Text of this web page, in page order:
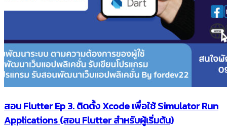
สอน Flutter Ep 3. ติดตั้ง Xcode เพื่อใช้ Simulator Run
Applications (สอน Flutter สำหรับผู้เริ่มต้น)